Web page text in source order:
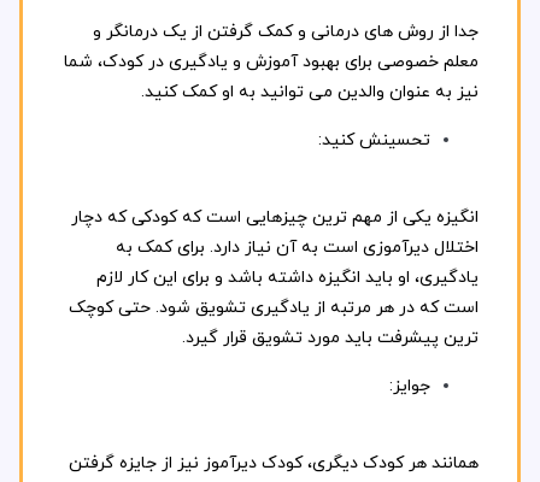
جدا از روش های درمانی و کمک گرفتن از یک درمانگر و
معلم خصوصی برای بهبود آموزش و یادگیری در کودک، شما
نیز به عنوان والدین می توانید به او کمک کنید.
تحسینش کنید:
انگیزه یکی از مهم ترین چیزهایی است که کودکی که دچار
اختلال دیرآموزی است به آن نیاز دارد. برای کمک به
یادگیری، او باید انگیزه داشته باشد و برای این کار لازم
است که در هر مرتبه از یادگیری تشویق شود. حتی کوچک
ترین پیشرفت باید مورد تشویق قرار گیرد.
جوایز:
همانند هر کودک دیگری، کودک دیرآموز نیز از جایزه گرفتن